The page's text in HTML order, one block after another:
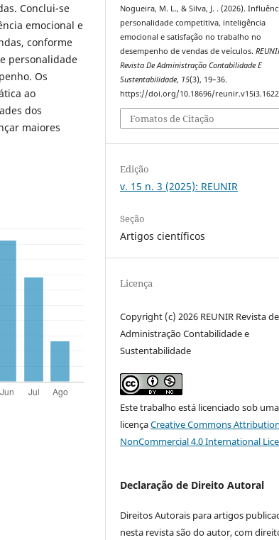
Conclui-se
emocional e
conforme
personalidade
Os
ao
dos
maiores
Nogueira, M. L., & Silva, J. . (2026).
personalidade competitiva, inteligência
emocional e satisfação no trabalho no
desempenho de vendas de veículos.
Revista De Administração Contabilidade E
Sustentabilidade, 15(3), 19–36.
https://doi.org/10.18696/reunir.v15i3.1622
Fomatos de Citação
Edição
v. 15 n. 3 (2025): REUNIR
Seção
Artigos científicos
Licença
Copyright (c) 2026 REUNIR Revista de
Administração Contabilidade e
Sustentabilidade
Este trabalho está licenciado sob uma
licençaCreative Commons
NonCommercial 4.0 International
Declaração de Direito Autoral
Direitos Autorais para artigos
nesta revista são do autor, com